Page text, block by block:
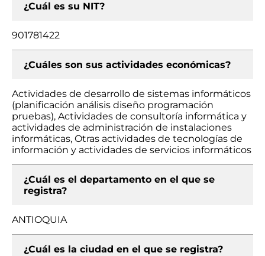
¿Cuál es su NIT?
901781422
¿Cuáles son sus actividades económicas?
Actividades de desarrollo de sistemas informáticos
(planificación análisis diseño programación
pruebas), Actividades de consultoría informática y
actividades de administración de instalaciones
informáticas, Otras actividades de tecnologías de
información y actividades de servicios informáticos
¿Cuál es el departamento en el que se
registra?
ANTIOQUIA
¿Cuál es la ciudad en el que se registra?